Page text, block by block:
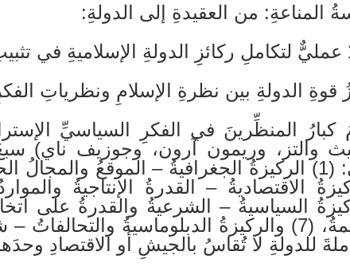
المناعةِ: من العقيدةِ إلى الدولةِ:
لتكاملِ ركائزِ الدولةِ الإسلاميةِ في
قوةِ الدولةِ بين نظرةِ الإسلامِ ونظرياتِ
كبارُ المنظِّرينَ في الفكرِ السياسيِّ
والتز، وريمون آرون، وجوزيف ناي)
الناعمةُ، (7) والركيزةُ الدبلوماسيةُ
للدولةِ لا تُقاسُ بالجيشِ أو الاقتصادِ